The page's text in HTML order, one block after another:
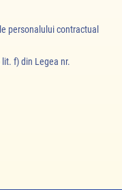
personalului contractual
f) din Legea nr.